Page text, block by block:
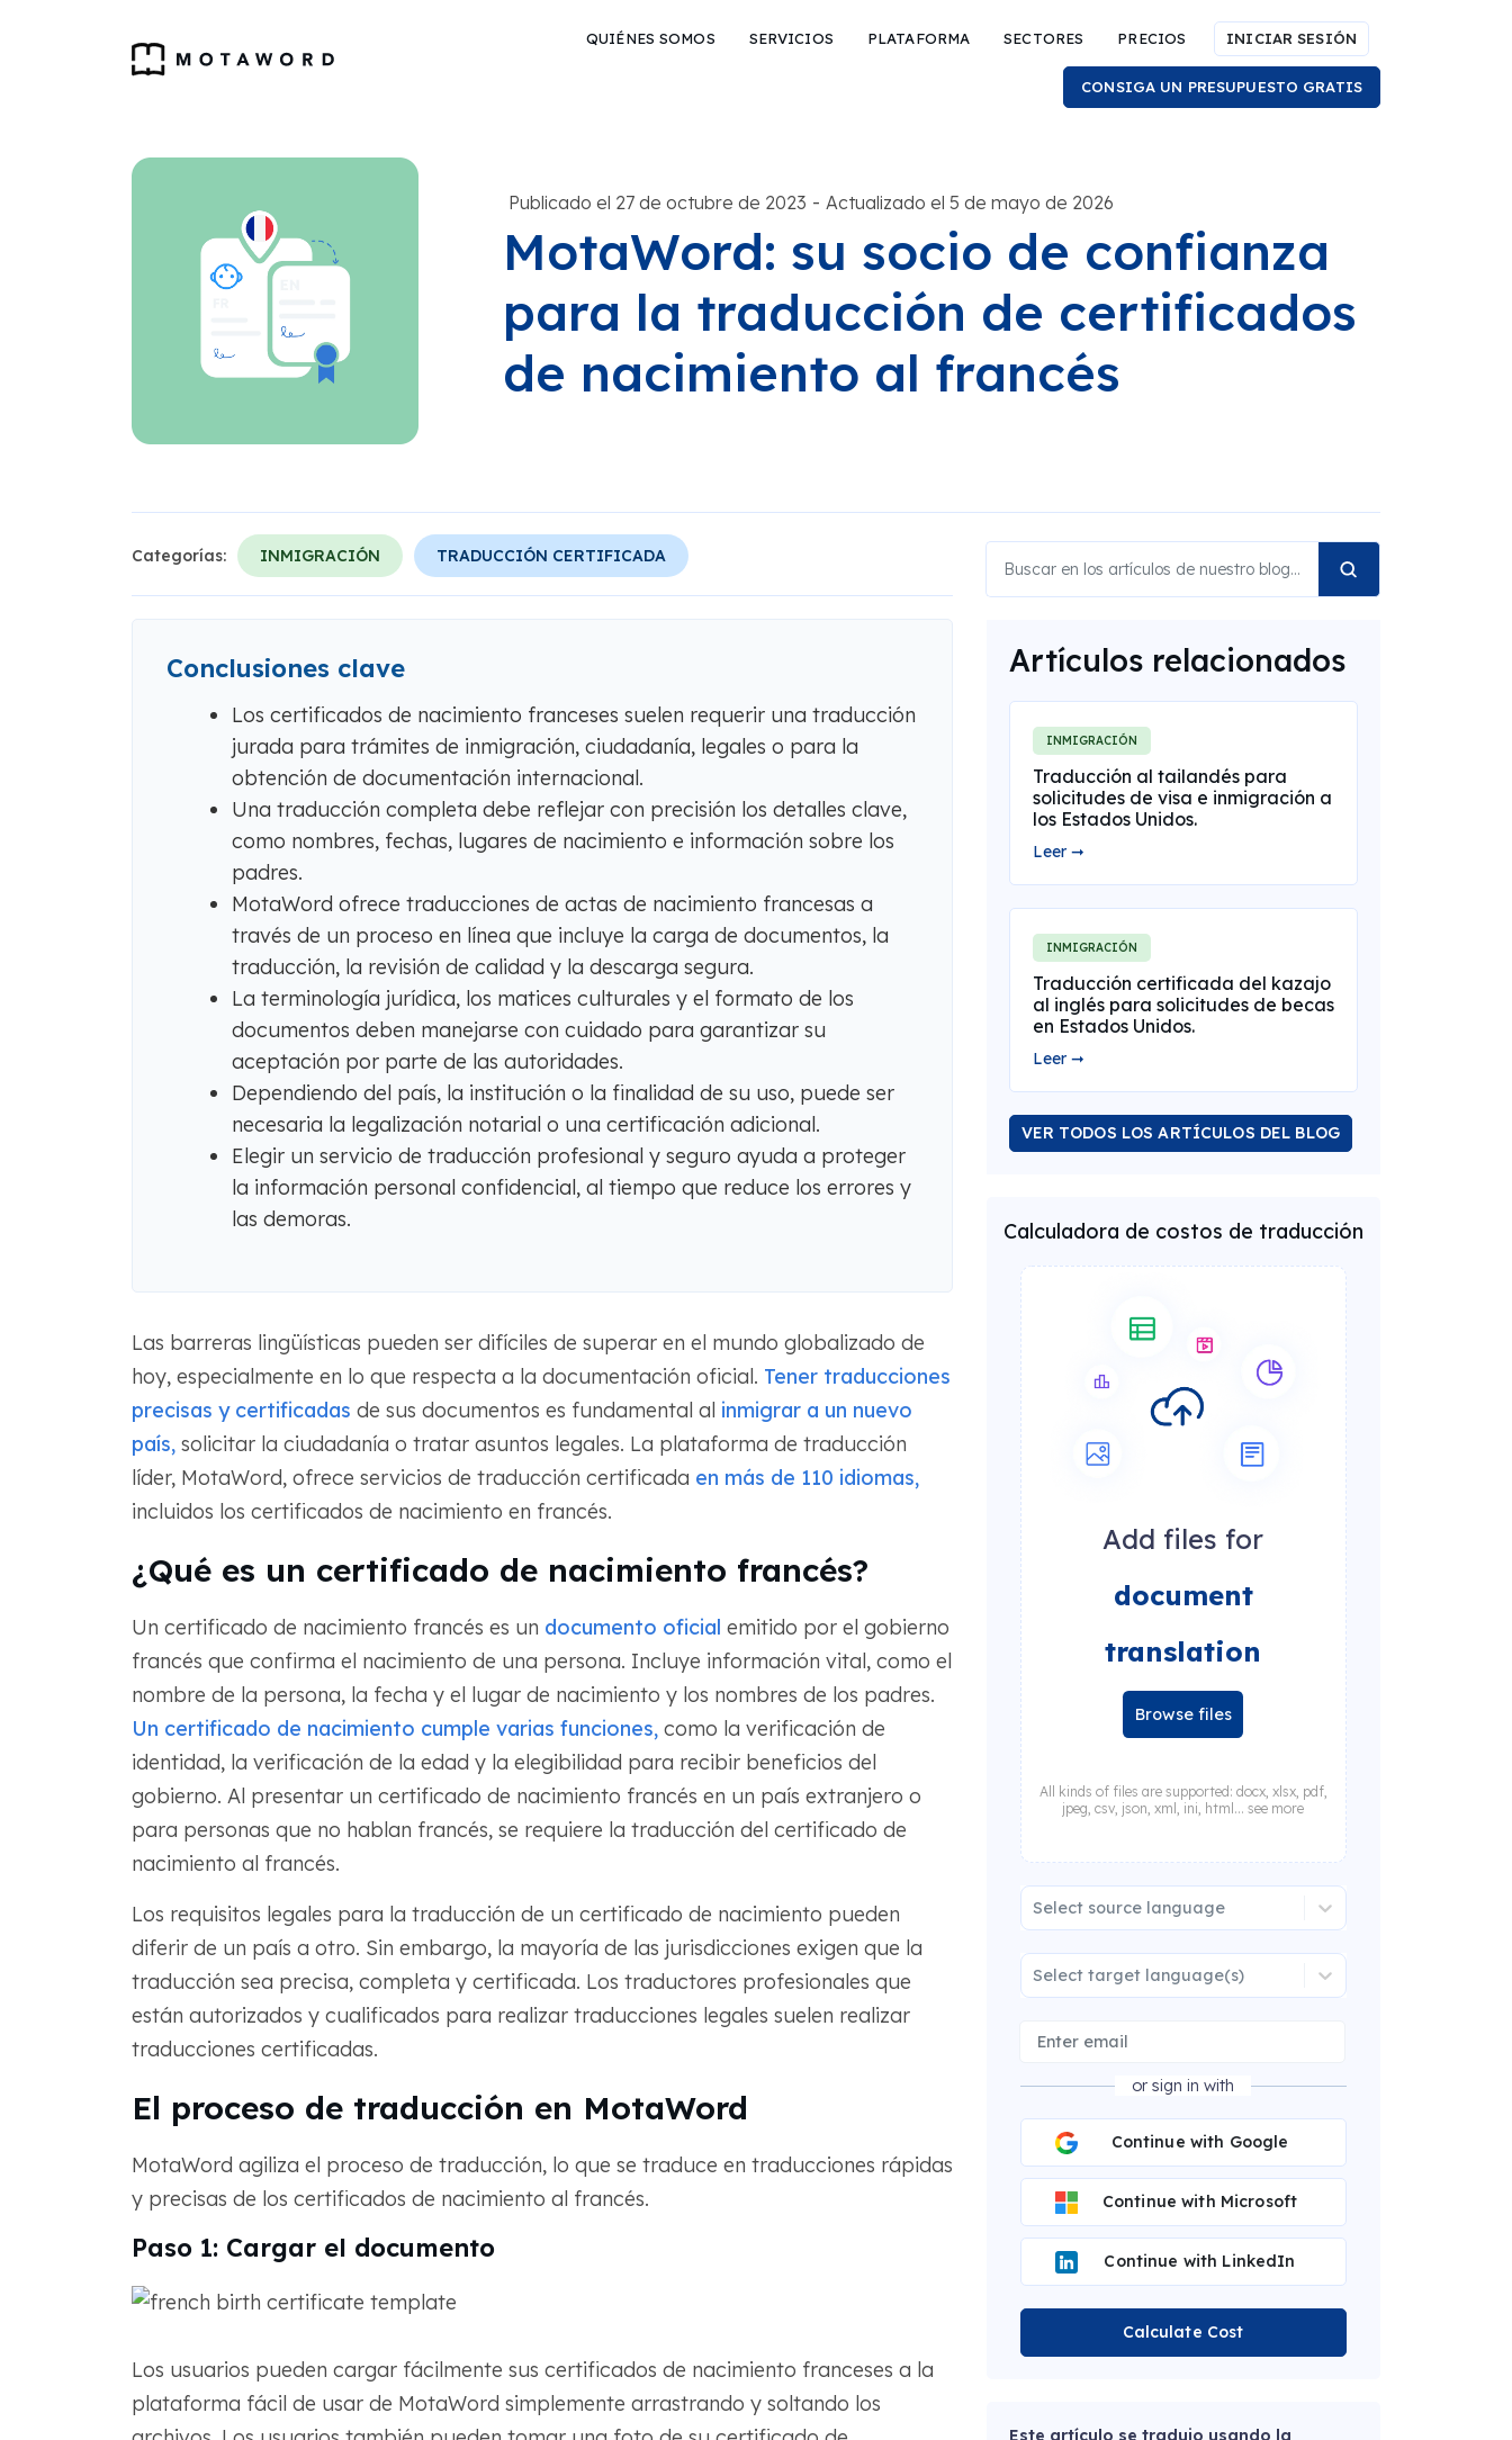
QUIÉNES SOMOS SERVICIOS PLATAFORMA SECTORES PRECIOS INICIAR SESIÓN
CONSIGA UN PRESUPUESTO GRATIS
Publicado el 27 de octubre de 2023 - Actualizado el 5 de mayo de 2026
MotaWord: su socio de confianza
para la traducción de certificados
de nacimiento al francés
Categorías: INMIGRACIÓN TRADUCCIÓN CERTIFICADA
Conclusiones clave
Los certificados de nacimiento franceses suelen requerir una traducción
jurada para trámites de inmigración, ciudadanía, legales o para la
obtención de documentación internacional.
Una traducción completa debe reflejar con precisión los detalles clave,
como nombres, fechas, lugares de nacimiento e información sobre los
padres.
MotaWord ofrece traducciones de actas de nacimiento francesas a
través de un proceso en línea que incluye la carga de documentos, la
traducción, la revisión de calidad y la descarga segura.
La terminología jurídica, los matices culturales y el formato de los
documentos deben manejarse con cuidado para garantizar su
aceptación por parte de las autoridades.
Dependiendo del país, la institución o la finalidad de su uso, puede ser
necesaria la legalización notarial o una certificación adicional.
Elegir un servicio de traducción profesional y seguro ayuda a proteger
la información personal confidencial, al tiempo que reduce los errores y
las demoras.
Las barreras lingüísticas pueden ser difíciles de superar en el mundo globalizado de
hoy, especialmente en lo que respecta a la documentación oficial. Tener traducciones
precisas y certificadas de sus documentos es fundamental al inmigrar a un nuevo
país,solicitar la ciudadanía o tratar asuntos legales. La plataforma de traducción
líder, MotaWord, ofrece servicios de traducción certificada en más de 110 idiomas,
incluidos los certificados de nacimiento en francés.
¿Qué es un certificado de nacimiento francés?
Un certificado de nacimiento francés es un documento oficial emitido por el gobierno
francés que confirma el nacimiento de una persona. Incluye información vital, como el
nombre de la persona, la fecha y el lugar de nacimiento y los nombres de los padres.
Un certificado de nacimiento cumple varias funciones,como la verificación de
identidad, la verificación de la edad y la elegibilidad para recibir beneficios del
gobierno. Al presentar un certificado de nacimiento francés en un país extranjero o
para personas que no hablan francés, se requiere la traducción del certificado de
nacimiento al francés.
Los requisitos legales para la traducción de un certificado de nacimiento pueden
diferir de un país a otro. Sin embargo, la mayoría de las jurisdicciones exigen que la
traducción sea precisa, completa y certificada. Los traductores profesionales que
están autorizados y cualificados para realizar traducciones legales suelen realizar
traducciones certificadas.
El proceso de traducción en MotaWord
MotaWord agiliza el proceso de traducción, lo que se traduce en traducciones rápidas
y precisas de los certificados de nacimiento al francés.
Paso 1: Cargar el documento
Los usuarios pueden cargar fácilmente sus certificados de nacimiento franceses a la
plataforma fácil de usar de MotaWord simplemente arrastrando y soltando los
Artículos relacionados
INMIGRACIÓN
Traducción al tailandés para
solicitudes de visa e inmigración a
los Estados Unidos.
Leer ➞
INMIGRACIÓN
Traducción certificada del kazajo
al inglés para solicitudes de becas
en Estados Unidos.
Leer ➞
VER TODOS LOS ARTÍCULOS DEL BLOG
Calculadora de costos de traducción
Add files for
document
translation
Browse files
All kinds of files are supported: docx, xlsx, pdf,
jpeg, csv, json, xml, ini, html... see more
Select source language
Select target language(s)
or sign in with
Continue with Google
Continue with Microsoft
Continue with LinkedIn
Calculate Cost
Este artículo se tradujo usando la